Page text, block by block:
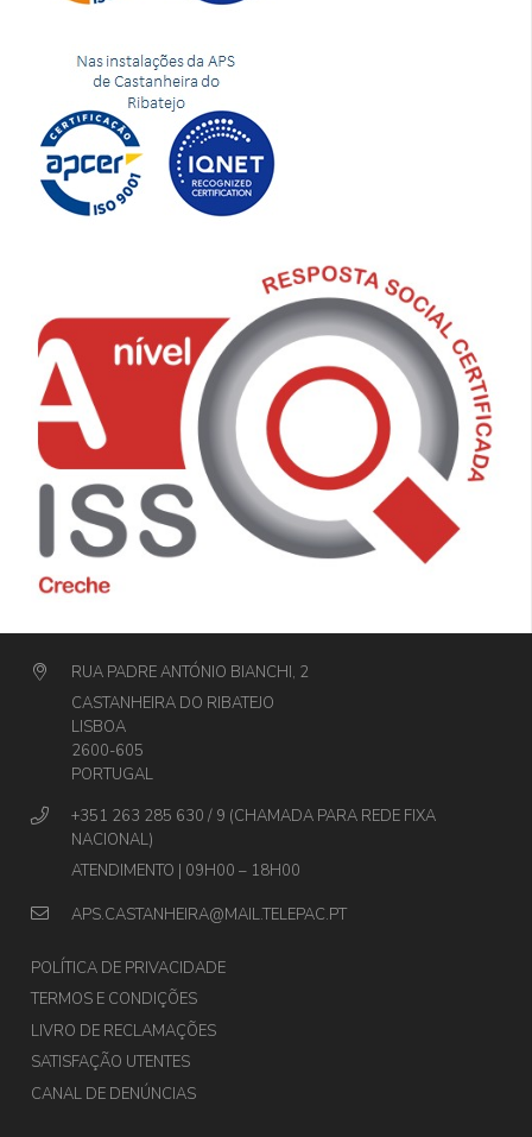
RUA PADRE ANTÓNIO BIANCHI, 2
CASTANHEIRA DO RIBATEJO
LISBOA
2600-605
PORTUGAL
+351 263 285 630 / 9 (CHAMADA PARA REDE FIXA
NACIONAL)
ATENDIMENTO | 09H00 – 18H00
APS.CASTANHEIRA@MAIL.TELEPAC.PT
POLÍTICA DE PRIVACIDADE
TERMOS E CONDIÇÕES
LIVRO DE RECLAMAÇÕES
SATISFAÇÃO UTENTES
CANAL DE DENÚNCIAS